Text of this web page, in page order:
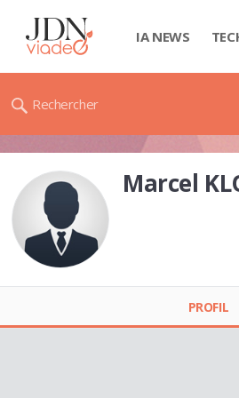
IA NEWS
Rechercher
Marcel
PROFIL